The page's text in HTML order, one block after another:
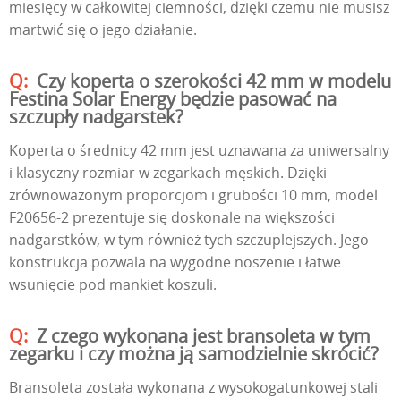
miesięcy w całkowitej ciemności, dzięki czemu nie musisz
martwić się o jego działanie.
Czy koperta o szerokości 42 mm w modelu
Festina Solar Energy będzie pasować na
szczupły nadgarstek?
Koperta o średnicy 42 mm jest uznawana za uniwersalny
i klasyczny rozmiar w zegarkach męskich. Dzięki
zrównoważonym proporcjom i grubości 10 mm, model
F20656-2 prezentuje się doskonale na większości
nadgarstków, w tym również tych szczuplejszych. Jego
konstrukcja pozwala na wygodne noszenie i łatwe
wsunięcie pod mankiet koszuli.
Z czego wykonana jest bransoleta w tym
zegarku i czy można ją samodzielnie skrócić?
Bransoleta została wykonana z wysokogatunkowej stali